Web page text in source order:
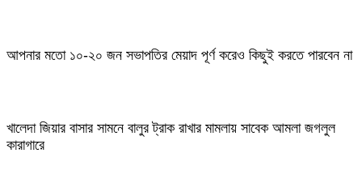
আপনার মতো ১০-২০ জন সভাপতির মেয়াদ পূর্ণ করেও কিছুই করতে পারবেন না
খালেদা জিয়ার বাসার সামনে বালুর ট্রাক রাখার মামলায় সাবেক আমলা জগলুল
কারাগারে